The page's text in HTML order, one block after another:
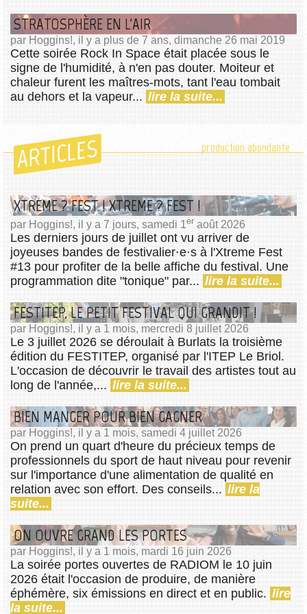
STRATOSPHÈRE EN L'AIR
par Hoggins!, il y a plus de 7 ans, dimanche 26 mai 2019
Cette soirée Rock In Space était placée sous le
signe de l'humidité, à n'en pas douter. Moiteur et
chaleur furent les maîtres-mots, tant l'eau tombait
au dehors et la vapeur... lire la suite...
ARTICLES production abondante
XTREME ? FEST ! XTREME ? FEST !
par Hoggins!, il y a 7 jours, samedi 1er août 2026
Les derniers jours de juillet ont vu arriver de
joyeuses bandes de festivalier⋅e⋅s à l'Xtreme Fest
#13 pour profiter de la belle affiche du festival. Une
programmation dite "tonique" par... lire la suite...
FESTITEP, LE PETIT FESTIVAL QUI GRANDIT !
par Hoggins!, il y a 1 mois, mercredi 8 juillet 2026
Le 3 juillet 2026 se déroulait à Burlats la troisième
édition du FESTITEP, organisé par l'ITEP Le Briol.
L'occasion de découvrir le travail des artistes tout au
long de l'année,... lire la suite...
BIEN MANGER POUR BIEN GAGNER
par Hoggins!, il y a 1 mois, samedi 4 juillet 2026
On prend un quart d'heure du précieux temps de
professionnels du sport de haut niveau pour revenir
sur l'importance d'une alimentation de qualité en
relation avec son effort. Des conseils... lire la
suite...
ON OUVRE GRAND LES PORTES
par Hoggins!, il y a 1 mois, mardi 16 juin 2026
La soirée portes ouvertes de RADIOM le 10 juin
2026 était l'occasion de produire, de manière
éphémère, six émissions en direct et en public. lire
la suite...